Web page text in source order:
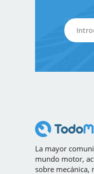
La mayor
mundo motor,
sobre mecánica,